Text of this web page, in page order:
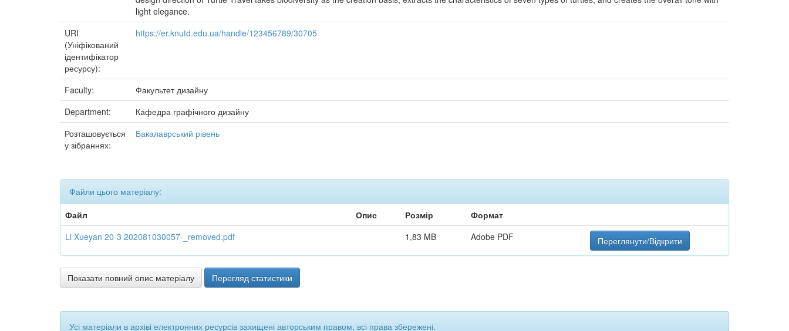
light elegance.
URI
(Уніфікований
ідентифікатор
ресурсу):
https://er.knutd.edu.ua/handle/123456789/30705
Faculty:
Факультет дизайну
Department:
Кафедра графічного дизайну
Розташовується
у зібраннях:
Бакалаврський рівень
Файли цього матеріалу:
Файл
Опис Розмір
Формат
Li Xueyan 20-3 202081030057-_removed.pdf
1,83 MB Adobe PDF Переглянути/Відкрити
Показати повний опис матеріалу Перегляд статистики
Усі матеріали в архіві електронних ресурсів захищені авторським правом, всі права збережені.